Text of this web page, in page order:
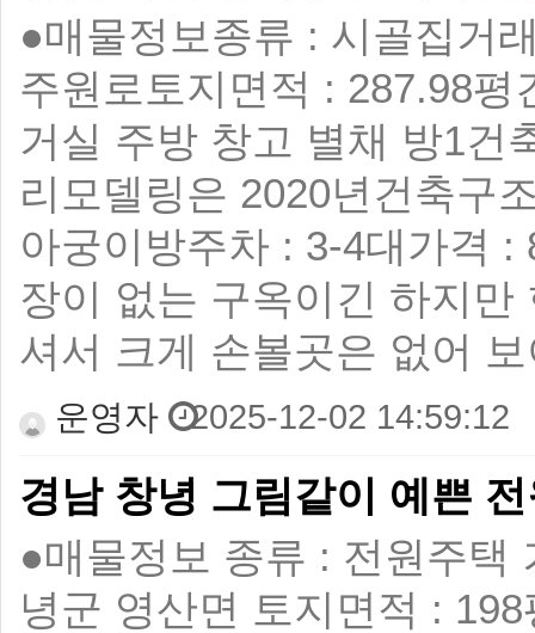
●매물정보 ​ 종류 : 시골집
주원로 ​ 토지면적 : 287.98평
거실 주방 창고 별채 방1
리모델링은 2020년 ​ 건축구
아궁이방 ​ 주차 : 3-4대 ​ 가격
장이 없는 구옥이긴 하지
셔서 크게 손볼곳은 없어
운영자 2025-12-02 14:59:12
경남 창녕 그림같이 예쁜
●매물정보 종류 : 전원주택
녕군 영산면 토지면적 :